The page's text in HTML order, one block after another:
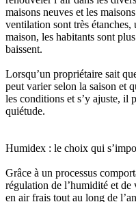
maisons neuves et les
ventilation sont très
maison, les habitants sont
baissent.
Lorsqu’un propriétaire sait
peut varier selon la saison et
les conditions et s’y ajuste, il
quiétude.
Humidex : le choix qui
Grâce à un processus
régulation de l’humidité et
en air frais tout au long de